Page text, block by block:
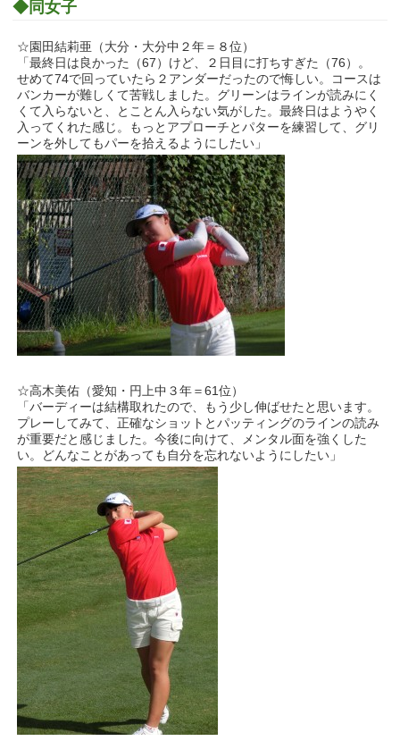
◆同女子
☆園田結莉亜（大分・大分中２年＝８位）
「最終日は良かった（67）けど、２日目に打ちすぎた（76）。
せめて74で回っていたら２アンダーだったので悔しい。コースは
バンカーが難しくて苦戦しました。グリーンはラインが読みにく
くて入らないと、とことん入らない気がした。最終日はようやく
入ってくれた感じ。もっとアプローチとパターを練習して、グリ
ーンを外してもパーを拾えるようにしたい」
☆高木美佑（愛知・円上中３年＝61位）
「バーディーは結構取れたので、もう少し伸ばせたと思います。
プレーしてみて、正確なショットとパッティングのラインの読み
が重要だと感じました。今後に向けて、メンタル面を強くした
い。どんなことがあっても自分を忘れないようにしたい」